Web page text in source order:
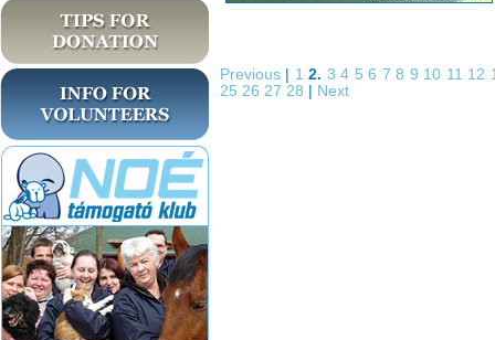
Previous 12. 34 56 78 9 10 11 12
25 26 27 28 Next